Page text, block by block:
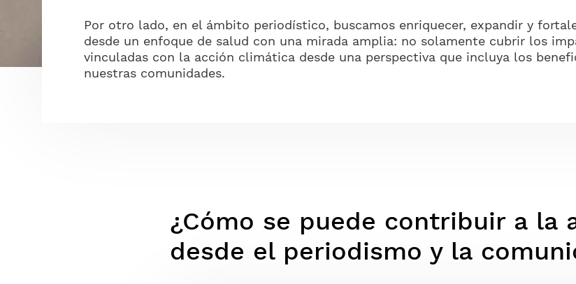
Por otro lado, en el ámbito periodístico, buscamos enriquecer, expandir y
desde un enfoque de salud con una mirada amplia: no solamente cubrir los
vinculadas con la acción climática desde una perspectiva que incluya los
nuestras comunidades.
¿Cómo se puede contribuir a la
desde el periodismo y la